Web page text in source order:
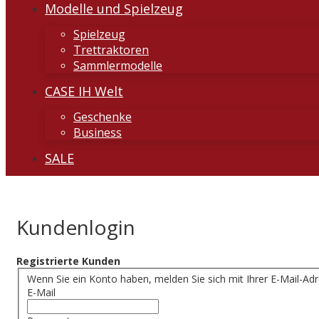
Modelle und Spielzeug
Spielzeug
Trettraktoren
Sammlermodelle
CASE IH Welt
Geschenke
Business
SALE
Kundenlogin
Registrierte Kunden
Wenn Sie ein Konto haben, melden Sie sich mit Ihrer E-Mail-
E-Mail